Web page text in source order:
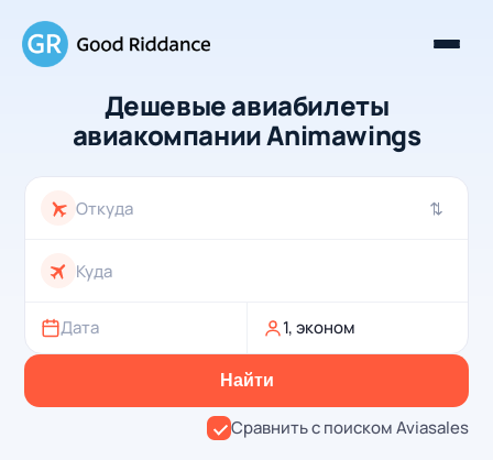
Дешевые авиабилеты
авиакомпании Animawings
⇄
Дата 1, эконом
Найти
Сравнить с поиском Aviasales